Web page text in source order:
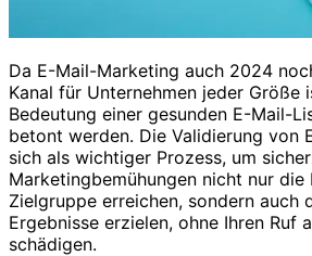
Da E-Mail-Marketing auch 2024
Kanal für Unternehmen jeder Größe
Bedeutung einer gesunden E-Mail-
betont werden. Die Validierung von
sich als wichtiger Prozess, um
Marketingbemühungen nicht nur
Zielgruppe erreichen, sondern auch
Ergebnisse erzielen, ohne Ihren Ruf
schädigen.